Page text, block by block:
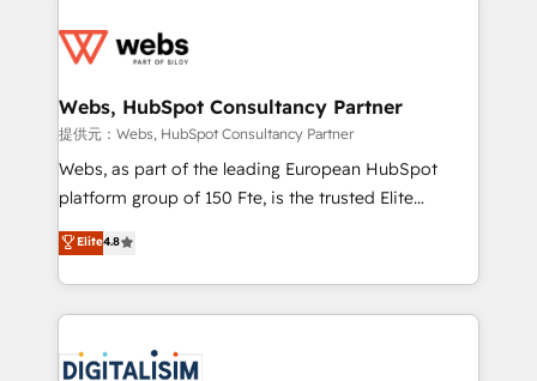
the first time 🔧 Designing and optimising your
and build using HubSpot 🔌 Integrating HubSpot
with other systems 🎓 Training your teams to be
HubSpot pros 📊 Lead generation services using
HubSpot Why us? - SIX HubSpot Accreditations -
CRM, Solutions Architecture, Onboarding , Data
Migration, Custom Integration & Platform
team of 25+ experts Contact us today to help you
Webs, HubSpot Consultancy Partner
提供元：Webs, HubSpot Consultancy Partner
Webs, as part of the leading European HubSpot
platform group of 150 Fte, is the trusted Elite
HubSpot CRM Partner offering you a roadmap on
maximizing EBITDA and achieving Commercial
Excellence. With our targeted processes, we
strengthen your digital transformation and minimize
Implementation partner, we provide expertise to
Elite4.8